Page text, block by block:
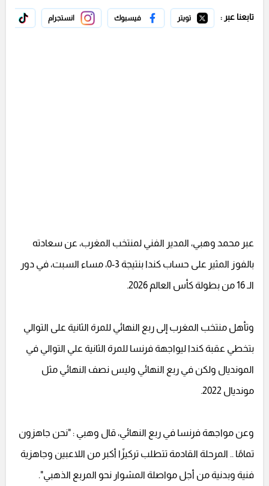
تابعنا عبر : تويتر فيسبوك انستجرام
عبر محمد وهبي، المدير الفني لمنتخب المغرب، عن سعادته
بالفوز المثير على حساب كندا بنتيجة 3-0، مساء السبت، في دور
الـ 16 من بطولة كأس العالم 2026.
وتأهل منتخب المغرب إلى ربع النهائي للمرة الثانية على التوالي
بتخطي عقبة كندا ليواجهة فرنسا للمرة الثانية علي التوالي في
المونديال ولكن في ربع النهائي وليس نصف النهائي مثل
مونديال 2022.
وعن مواجهة فرنسا في ربع النهائي، قال وهبي : "نحن جاهزون
تمامًا .. المرحلة القادمة تتطلب تركيزًا أكبر من اللاعبين وجاهزية
فنية وبدنية من أجل مواصلة المشوار نحو المربع الذهبي".